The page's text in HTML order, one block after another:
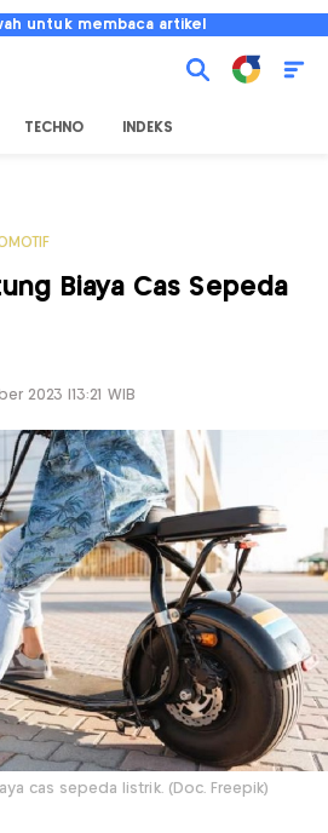
untuk membaca artikel
TECHNO INDEKS
Biaya Cas Sepeda
2023 |13:21 WIB
cas sepeda listrik. (Doc. Freepik)